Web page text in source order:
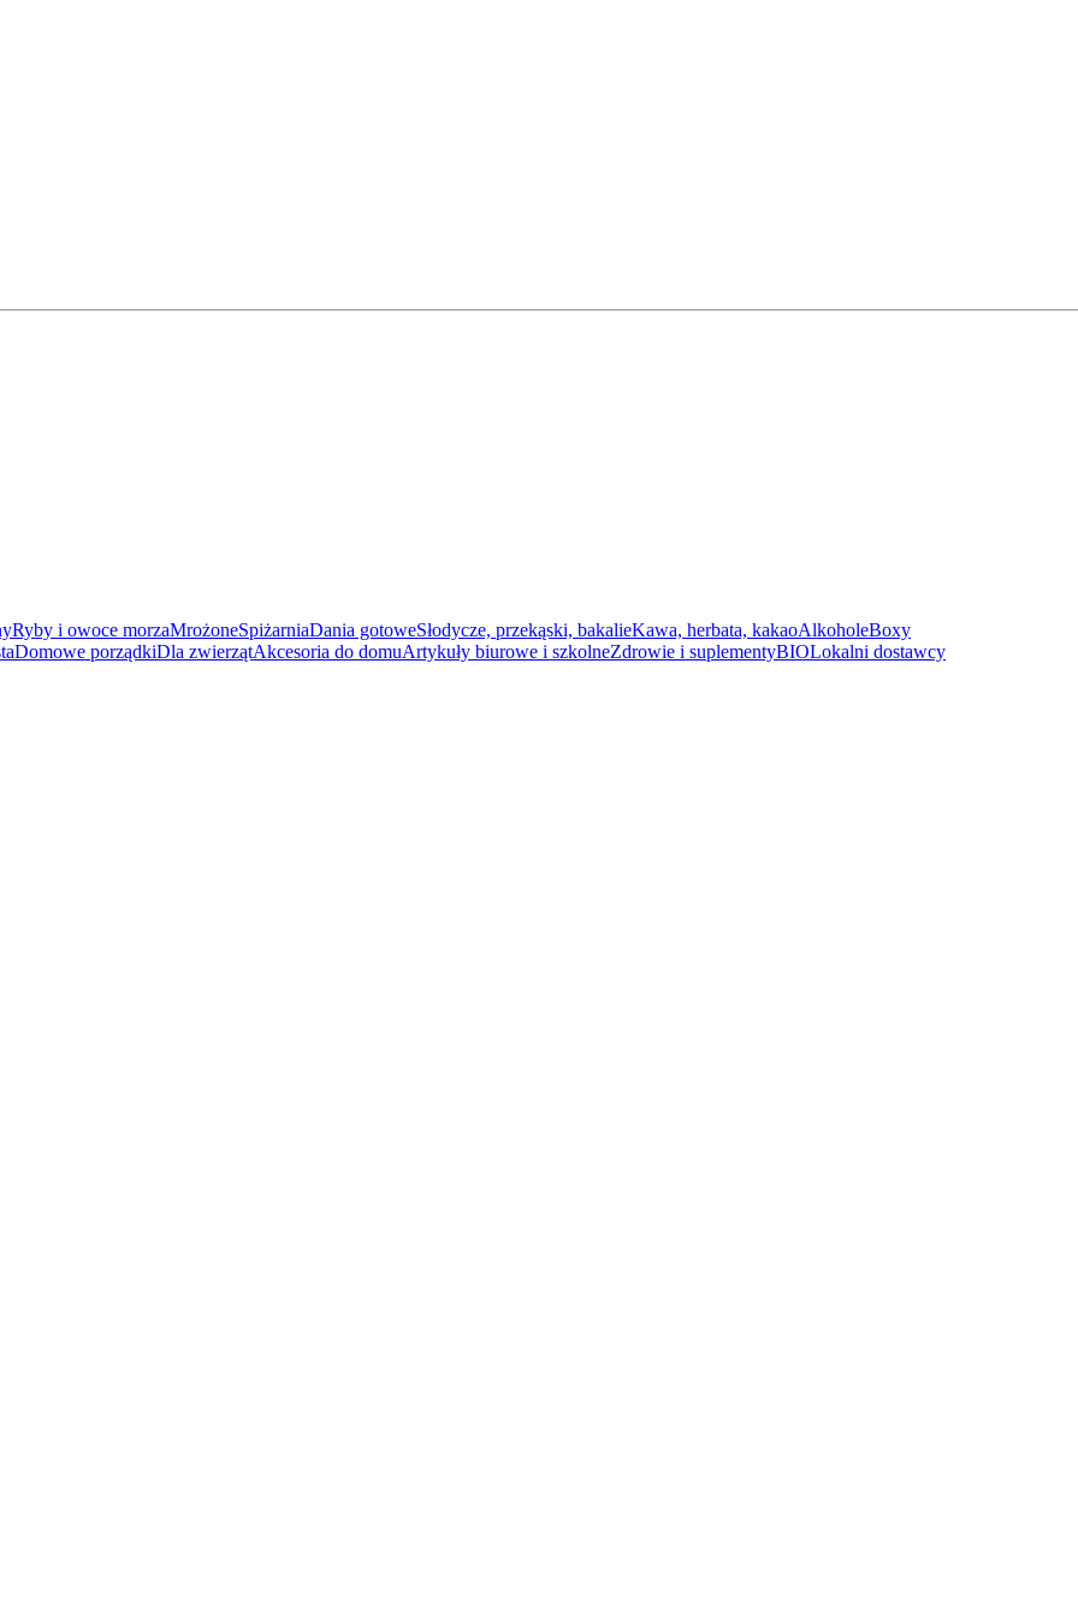
Ryby i owoce morzaMrożoneSpiżarniaDania gotoweSłodycze, przekąski, bakalieKawa, herbata, kakaoAlkoholeBoxy
Domowe porządkiDla zwierzątAkcesoria do domuArtykuły biurowe i szkolneZdrowie i suplementyBIOLokalni dostawcy